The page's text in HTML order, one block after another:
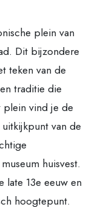
plein van
Dit bijzondere
teken van de
traditie die
plein vind je de
van de
huisvest.
late 13e eeuw en
hoogtepunt.